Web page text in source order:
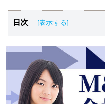
目次
PER(株価収益率)とは？
PERの確認方法・使い方
PERとPBRの違いは？
PERの使い方の注意点
PERの活用方法